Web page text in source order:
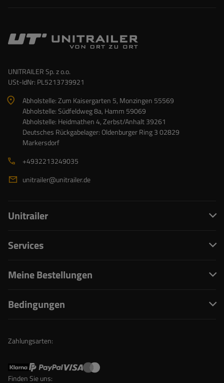
UNITRAILER Sp. z o.o.
USt-IdNr: PL5213739921
Abholstelle: Zum Kaisergarten 5, Monzingen 55569
Abholstelle: Südfeldweg 8a, Hamm 59069
Abholstelle: Heidmathen 4, Zerbst/Anhalt 39261
Deutsches Rückgabelager: Oldenburger Ring 3 02829
Markersdorf
+4932213249035
unitrailer@unitrailer.de
Unitrailer
Services
Meine Bestellungen
Bedingungen
Zahlungsarten:
Finden Sie uns: